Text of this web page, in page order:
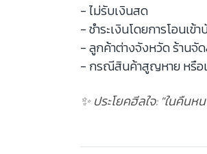
- ไม่รับเงินสด
- ชำระเงินโดยการโอนเข้
- ลูกค้าต่างจังหวัด ร้านจั
- กรณีสินค้าสูญหาย หรือเ
✨ ประโยคฮีลใจ: "ในคืน